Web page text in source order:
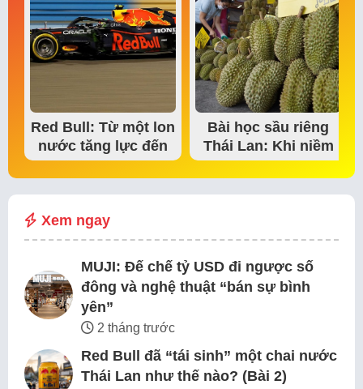
Red Bull: Từ một lon
nước tăng lực đến
đế chế thể…
Bài học sầu riêng
Thái Lan: Khi niềm
tin thị trường bắt…
Xem ngay
MUJI: Đế chế tỷ USD đi ngược số
đông và nghệ thuật “bán sự bình
yên”
2 tháng trước
Red Bull đã “tái sinh” một chai nước
Thái Lan như thế nào? (Bài 2)